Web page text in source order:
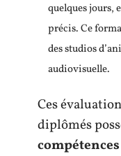
quelques jours,
précis. Ce
des studios
audiovisuelle.
Ces
diplômés